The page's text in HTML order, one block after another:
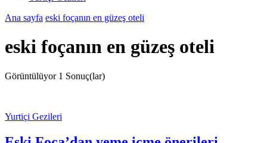
Ana sayfa eski foçanın en güzeş oteli
eski foçanın en güzeş oteli
Görüntülüyor 1 Sonuç(lar)
Yurtiçi Gezileri